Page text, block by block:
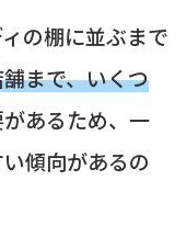
の棚に並ぶまで
まで、いくつ
あるため、一
傾向があるの